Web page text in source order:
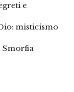
e
misticismo
Smorfia